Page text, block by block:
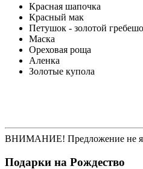
Красная шапочка
Красный мак
Петушок - золотой
Маска
Ореховая роща
Аленка
Золотые купола
ВНИМАНИЕ! Предложение не
Подарки на Рождество